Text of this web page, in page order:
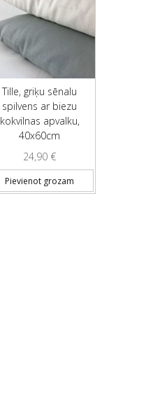
Tille, griķu sēnalu
spilvens ar biezu
kokvilnas apvalku,
40x60cm
24,90 €
Pievienot grozam